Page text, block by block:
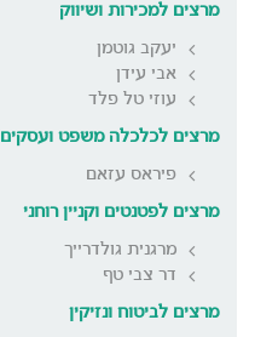
מרצים למכירות ושיווק
יעקב גוטמן
אבי עידן
עוזי טל פלד
מרצים לכלכלה משפט ועסקים
פיראס עזאם
מרצים לפטנטים וקניין רוחני
מרגנית גולדרייך
דר צבי טף
מרצים לביטוח ונזיקין